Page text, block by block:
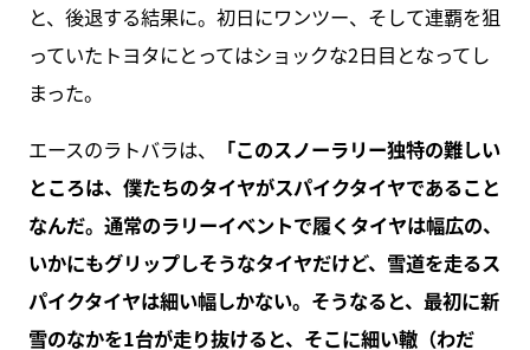
と、後退する結果に。初日にワンツー、そして連覇を狙
っていたトヨタにとってはショックな2日目となってし
まった。
エースのラトバラは、
「このスノーラリー独特の難しい
ところは、僕たちのタイヤがスパイクタイヤであること
なんだ。通常のラリーイベントで履くタイヤは幅広の、
いかにもグリップしそうなタイヤだけど、雪道を走るス
パイクタイヤは細い幅しかない。そうなると、最初に新
雪のなかを1台が走り抜けると、そこに細い轍（わだ